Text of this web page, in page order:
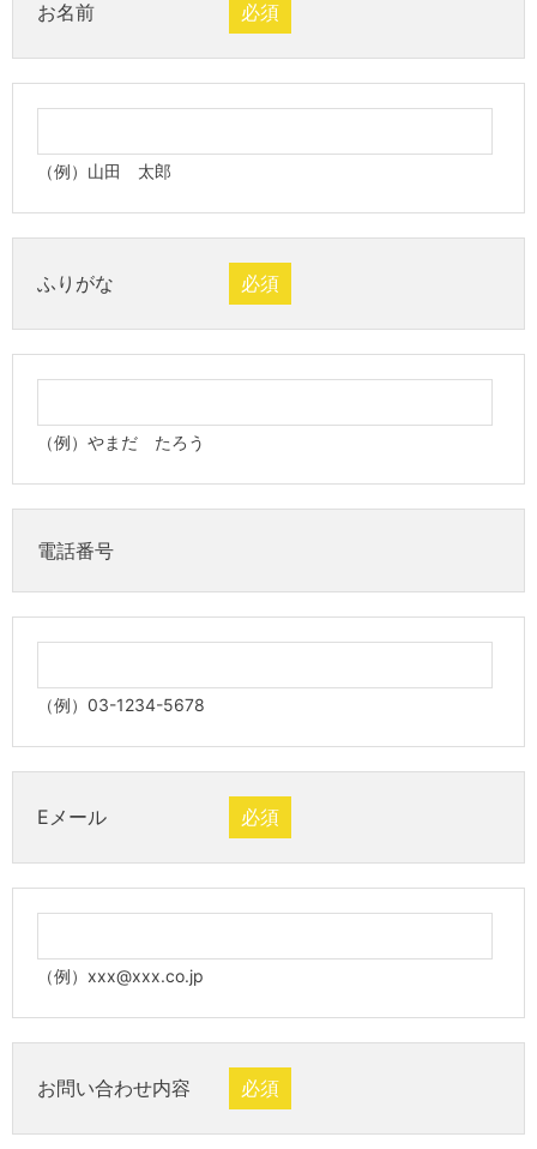
お名前 必須
（例）山田 太郎
ふりがな 必須
（例）やまだ たろう
電話番号
（例）03-1234-5678
Eメール 必須
（例）xxx@xxx.co.jp
お問い合わせ内容 必須